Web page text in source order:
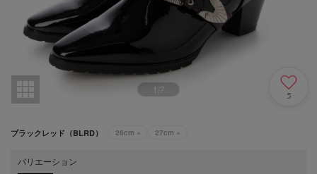
1/7
5
ブラックレッド（BLRD） 26cm × 27cm ×
バリエーション